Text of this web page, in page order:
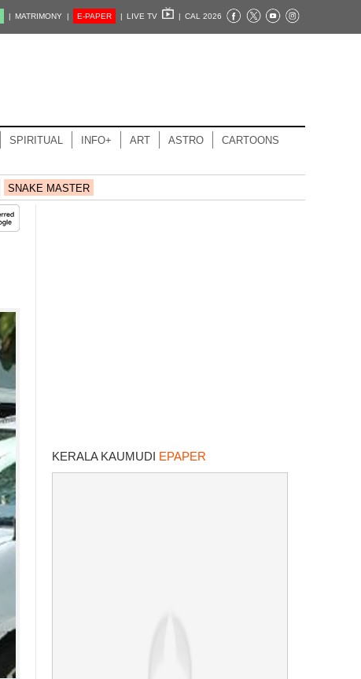
| MATRIMONY | E-PAPER | LIVE TV | CAL 2026
SPIRITUAL INFO+ ART ASTRO CARTOONS
SNAKE MASTER
KERALA KAUMUDI EPAPER